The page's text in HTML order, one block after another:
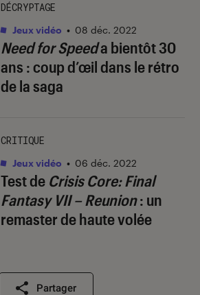
Need for Speeda bientôt 30
ans : coup d’œil dans le rétro
de la saga
DÉCRYPTAGE
Jeux vidéo • 08 déc. 2022
Test de Crisis Core: Final
Fantasy VII – Reunion: un
remaster de haute volée
CRITIQUE
Jeux vidéo • 06 déc. 2022
Partager